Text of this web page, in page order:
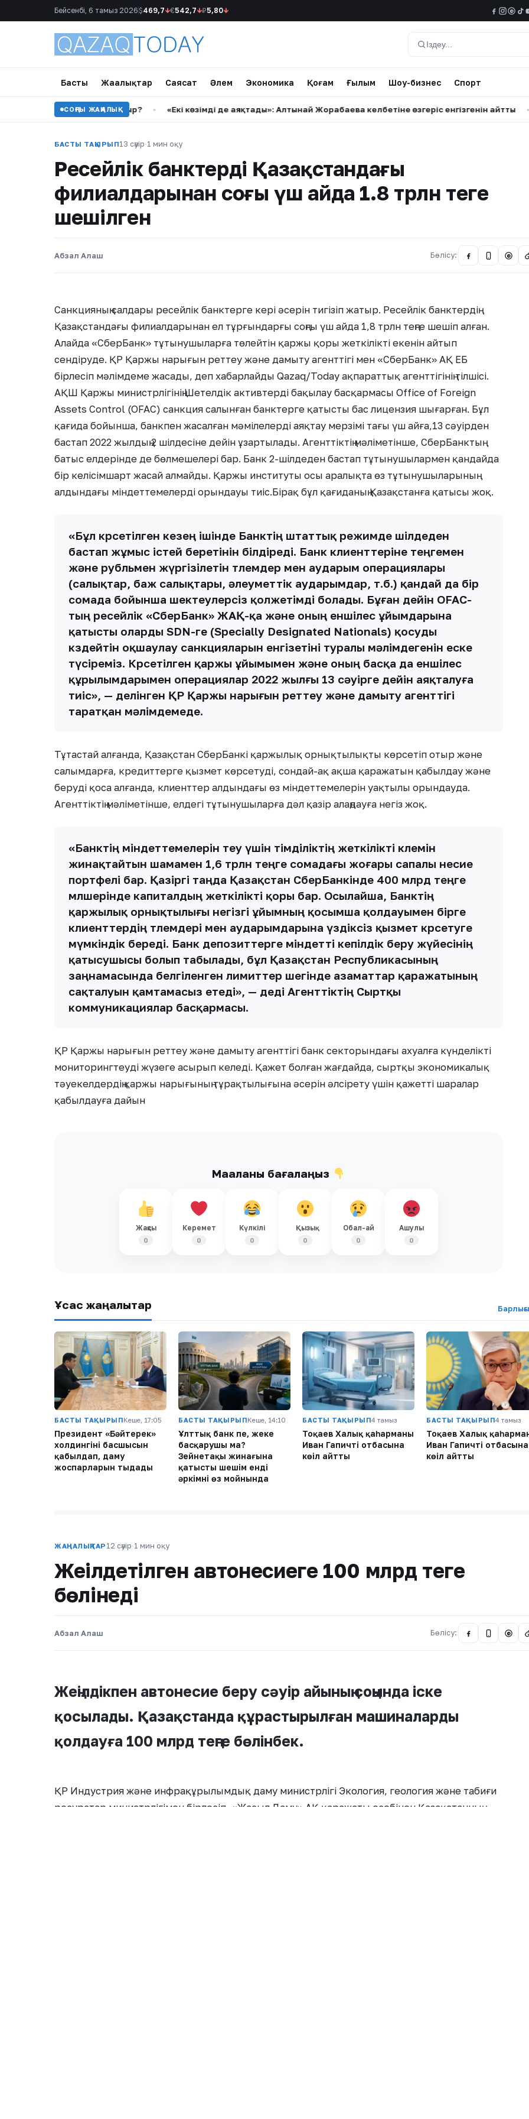
Бейсенбі, 6 тамыз 2026 $469,7↓€542,7↓₽5,80↓ @
Іздеу
Басты Жаңалықтар Саясат Әлем Экономика Қоғам Ғылым Шоу-бизнес Спорт
СОҢҒЫ ЖАҢАЛЫҚ
асырылып жатыр? • «Екі көзімді де аяқтады»: Алтынай Жорабаева келбетіне өзгеріс енгізгенін айтты •
БАСТЫ ТАҚЫРЫП13 сәуір·1 мин оқу
Ресейлік банктердің Қазақстандағы
филиалдарынан соңғы үш айда 1.8 трлн теңге
шешілген
Абзал Алаш Бөлісу: @
Санкцияның салдары ресейлік банктерге кері әсерін тигізіп жатыр. Ресейлік банктердің
Қазақстандағы филиалдарынан ел тұрғындарғы соңғы үш айда 1,8 трлн теңге шешіп алған.
Алайда «СберБанк» тұтынушыларға төлейтін қаржы қоры жеткілікті екенін айтып
сендіруде. ҚР Қаржы нарығын реттеу және дамыту агенттігі мен «СберБанк» АҚ ЕБ
бірлесіп мәлімдеме жасады, деп хабарлайды Qazaq/Today ақпараттық агенттігінің тілшісі.
АҚШ Қаржы министрлігінің Шетелдік активтерді бақылау басқармасы Office of Foreign
Assets Control (OFAC) санкция салынған банктерге қатысты бас лицензия шығарған. Бұл
қағида бойынша, банкпен жасалған мәмілелерді аяқтау мерзімі тағы үш айға,13 сәуірден
бастап 2022 жылдың 2 шілдесіне дейін ұзартылады. Агенттіктің мәліметінше, СберБанктың
батыс елдерінде де бөлмешелері бар. Банк 2-шілдеден бастап тұтынушылармен қандайда
бір келісімшарт жасай алмайды. Қаржы институты осы аралықта өз тұтынушыларының
алдындағы міндеттемелерді орындауы тиіс.Бірақ бұл қағиданың Қазақстанға қатысы жоқ.
«Бұл көрсетілген кезең ішінде Банктің штаттық режимде шілдеден
бастап жұмыс істей беретінін білдіреді. Банк клиенттеріне теңгемен
және рубльмен жүргізілетін төлемдер мен аударым операциялары
(салықтар, баж салықтары, әлеуметтік аударымдар, т.б.) қандай да бір
сомада бойынша шектеулерсіз қолжетімді болады. Бұған дейін OFAC-
тың ресейлік «СберБанк» ЖАҚ-қа және оның еншілес ұйымдарына
қатысты оларды SDN-ге (Specially Designated Nationals) қосуды
көздейтін оқшаулау санкцияларын енгізетіні туралы мәлімдегенін еске
түсіреміз. Көрсетілген қаржы ұйымымен және оның басқа да еншілес
құрылымдарымен операциялар 2022 жылғы 13 сәуірге дейін аяқталуға
тиіс», — делінген ҚР Қаржы нарығын реттеу және дамыту агенттігі
таратқан мәлімдемеде.
Тұтастай алғанда, Қазақстан СберБанкі қаржылық орнықтылықты көрсетіп отыр және
салымдарға, кредиттерге қызмет көрсетуді, сондай-ақ ақша қаражатын қабылдау және
беруді қоса алғанда, клиенттер алдындағы өз міндеттемелерін уақтылы орындауда.
Агенттіктің мәліметінше, елдегі тұтынушыларға дәл қазір алаңдауға негіз жоқ.
«Банктің міндеттемелерін өтеу үшін өтімділіктің жеткілікті көлемін
жинақтайтын шамамен 1,6 трлн теңге сомадағы жоғары сапалы несие
портфелі бар. Қазіргі таңда Қазақстан СберБанкінде 400 млрд теңге
мөлшерінде капиталдың жеткілікті қоры бар. Осылайша, Банктің
қаржылық орнықтылығы негізгі ұйымның қосымша қолдауымен бірге
клиенттердің төлемдері мен аударымдарына үздіксіз қызмет көрсетуге
мүмкіндік береді. Банк депозиттерге міндетті кепілдік беру жүйесінің
қатысушысы болып табылады, бұл Қазақстан Республикасының
заңнамасында белгіленген лимиттер шегінде азаматтар қаражатының
сақталуын қамтамасыз етеді», — деді Агенттіктің Сыртқы
коммуникациялар басқармасы.
ҚР Қаржы нарығын реттеу және дамыту агенттігі банк секторындағы ахуалға күнделікті
мониторингтеуді жүзеге асырып келеді. Қажет болған жағдайда, сыртқы экономикалық
тәуекелдердің қаржы нарығының тұрақтылығына әсерін әлсірету үшін қажетті шаралар
қабылдауға дайын
Мақаланы бағалаңыз
Жақсы
0
Керемет
0
Күлкілі
0
Қызық
0
Обал-ай
0
Ашулы
0
Ұқсас жаңалықтар
БАСТЫ ТАҚЫРЫПКеше, 17:05
Президент «Бәйтерек»
холдингінің басшысын
қабылдап, даму
жоспарларын тыңдады
БАСТЫ ТАҚЫРЫПКеше, 14:10
Ұлттық банк пе, жеке
басқарушы ма?
Зейнетақы жинағына
қатысты шешім енді
әркімнің өз мойнында
БАСТЫ ТАҚЫРЫП4 тамыз
Тоқаев Халық қаһарманы
Иван Гапичтің отбасына
көңіл айтты
БАСТЫ ТАҚЫРЫП4 тамыз
Тоқаев Халық
Иван Гапичтің отбасына
көңіл айтты
ЖАҢАЛЫҚТАР 12 сәуір·1 мин оқу
Жеңілдетілген автонесиеге 100 млрд теңге
бөлінеді
Абзал Алаш Бөлісу: @
Жеңілдікпен автонесие беру сәуір айының соңында іске
қосылады. Қазақстанда құрастырылған машиналарды
қолдауға 100 млрд теңге бөлінбек.
ҚР Индустрия және инфрақұрылымдық даму министрлігі Экология, геология және табиғи
ресурстар министрлігімен бірлесіп, «Жасыл Даму» АҚ қаражаты есебінен Қазақстанның